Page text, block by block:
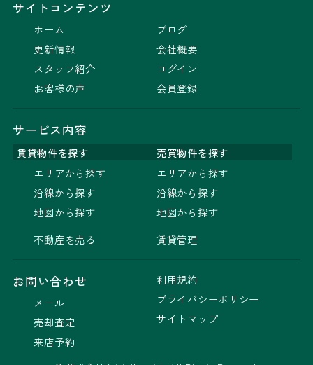
サイトコンテンツ
ホーム
更新情報
スタッフ紹介
お客様の声
ブログ
会社概要
ログイン
会員登録
サービス内容
賃貸物件を探す
売買物件を探す
エリアから探す
沿線から探す
地図から探す
不動産を売る
エリアから探す
沿線から探す
地図から探す
賃貸管理
お問い合わせ
メール
売却査定
来店予約
利用規約
プライバシーポリシー
サイトマップ